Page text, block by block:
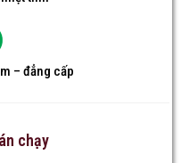
– đẳng cấp
chạy